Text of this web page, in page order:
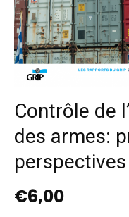
Contrôle de
des armes:
perspectives
€6,00